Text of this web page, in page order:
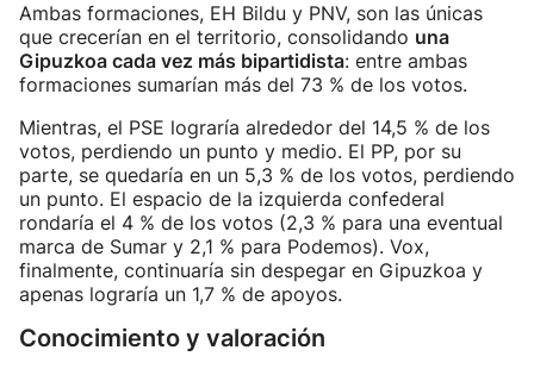
Ambas formaciones, EH Bildu y PNV, son las únicas
que crecerían en el territorio, consolidando una
Gipuzkoa cada vez más bipartidista: entre ambas
formaciones sumarían más del 73 % de los votos.
Mientras, el PSE lograría alrededor del 14,5 % de los
votos, perdiendo un punto y medio. El PP, por su
parte, se quedaría en un 5,3 % de los votos, perdiendo
un punto. El espacio de la izquierda confederal
rondaría el 4 % de los votos (2,3 % para una eventual
marca de Sumar y 2,1 % para Podemos). Vox,
finalmente, continuaría sin despegar en Gipuzkoa y
apenas lograría un 1,7 % de apoyos.
Conocimiento y valoración